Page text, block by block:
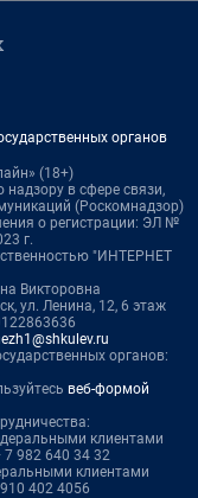
органов
(18+)
в сфере связи,
(Роскомнадзор)
о регистрации: ЭЛ №
г.
"ИНТЕРНЕТ
Викторовна
ул. Ленина, 12, 6 этаж
органов:
веб-формой
клиентами
7 982 640 34 32
клиентами
402 4056